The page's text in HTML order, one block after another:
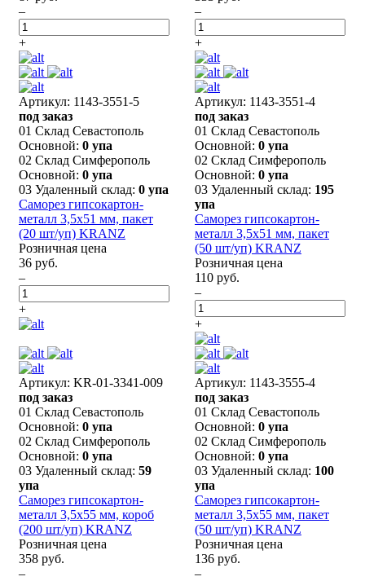
–
+
–
+
Артикул: 1143-3551-5
под заказ
01 Склад Севастополь
Основной: 0 упа
02 Склад Симферополь
Основной: 0 упа
03 Удаленный склад: 0 упа
Саморез гипсокартон-
металл 3,5х51 мм, пакет
(20 шт/уп) KRANZ
Розничная цена
36 руб.
–
+
Артикул: 1143-3551-4
под заказ
01 Склад Севастополь
Основной: 0 упа
02 Склад Симферополь
Основной: 0 упа
03 Удаленный склад: 195
упа
Саморез гипсокартон-
металл 3,5х51 мм, пакет
(50 шт/уп) KRANZ
Розничная цена
110 руб.
–
+
Артикул: KR-01-3341-009
под заказ
01 Склад Севастополь
Основной: 0 упа
02 Склад Симферополь
Основной: 0 упа
03 Удаленный склад: 59
упа
Саморез гипсокартон-
металл 3,5х55 мм, короб
(200 шт/уп) KRANZ
Розничная цена
358 руб.
–
Артикул: 1143-3555-4
под заказ
01 Склад Севастополь
Основной: 0 упа
02 Склад Симферополь
Основной: 0 упа
03 Удаленный склад: 100
упа
Саморез гипсокартон-
металл 3,5х55 мм, пакет
(50 шт/уп) KRANZ
Розничная цена
136 руб.
–